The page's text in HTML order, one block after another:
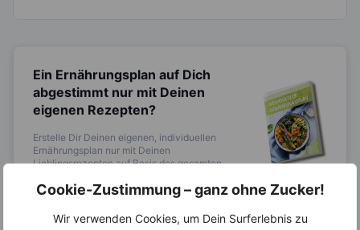
Cookie-Zustimmung – ganz ohne Zucker!
Wir verwenden Cookies, um Dein Surferlebnis zu
Ein Ernährungsplan auf Dich
abgestimmt nur mit Deinen
eigenen Rezepten?
Erstelle Dir Deinen eigenen, individuellen
Ernährungsplan nur mit Deinen
Lieblingsrezepten auf Basis des gesamten